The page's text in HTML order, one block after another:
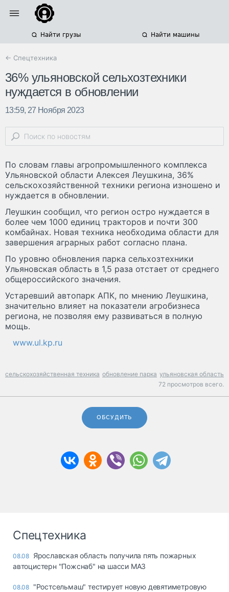
Найти грузы Найти машины
← Спецтехника
36% ульяновской сельхозтехники
нуждается в обновлении
13:59, 27 Ноября 2023
По словам главы агропромышленного комплекса
Ульяновской области Алексея Леушкина, 36%
сельскохозяйственной техники региона изношено и
нуждается в обновлении.
Леушкин сообщил, что регион остро нуждается в
более чем 1000 единиц тракторов и почти 300
комбайнах. Новая техника необходима области для
завершения аграрных работ согласно плана.
По уровню обновления парка сельхозтехники
Ульяновская область в 1,5 раза отстает от среднего
общероссийского значения.
Устаревший автопарк АПК, по мнению Леушкина,
значительно влияет на показатели агробизнеса
региона, не позволяя ему развиваться в полную
мощь.
www.ul.kp.ru
сельскохозяйственная техника обновление парка ульяновская область
72 просмотров всего.
ОБСУДИТЬ
Спецтехника
08.08 Ярославская область получила пять пожарных
автоцистерн "Пожснаб" на шасси МАЗ
08.08 "Ростсельмаш" тестирует новую девятиметровую